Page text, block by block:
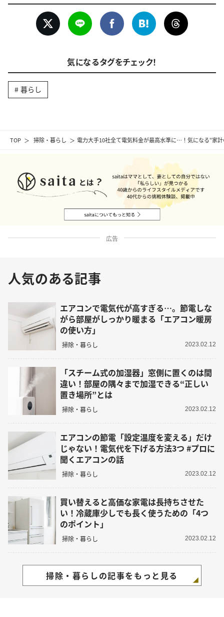
TOP 掃除・暮らし 電力大手10社全て電気料金が最高水準に…！気になる“家
気になるタグをチェック！
暮らし
広告
人気のある記事
エアコンで電気代が高すぎる…。節電しな
がら部屋がしっかり暖まる「エアコン暖房
の使い方」
掃除・暮らし 2023.02.12
「スチーム式の加湿器」窓側に置くのは間
違い！部屋の隅々まで加湿できる“正しい
置き場所”とは
掃除・暮らし 2023.02.12
エアコンの節電「設定温度を変える」だけ
じゃない！電気代を下げる方法3つ #プロに
聞くエアコンの話
掃除・暮らし 2023.02.12
買い替えると高価な家電は長持ちさせた
い！冷蔵庫少しでも長く使うための「4つ
のポイント」
掃除・暮らし 2023.02.12
掃除・暮らしの記事をもっと見る